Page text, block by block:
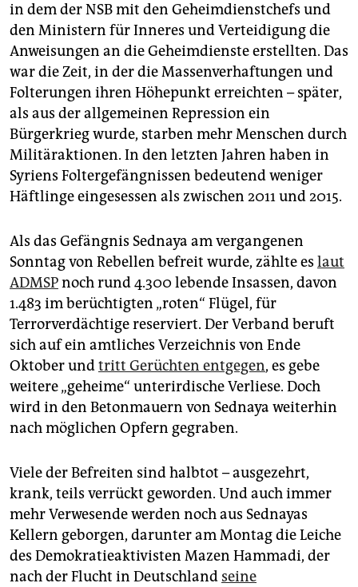
in dem der NSB mit den Geheimdienstchefs und
den Ministern für Inneres und Verteidigung die
Anweisungen an die Geheimdienste erstellten. Das
war die Zeit, in der die Massenverhaftungen und
Folterungen ihren Höhepunkt erreichten – später,
als aus der allgemeinen Repression ein
Bürgerkrieg wurde, starben mehr Menschen durch
Militäraktionen. In den letzten Jahren haben in
Syriens Foltergefängnissen bedeutend weniger
Häftlinge eingesessen als zwischen 2011 und 2015.
Als das Gefängnis Sednaya am vergangenen
Sonntag von Rebellen befreit wurde, zählte es laut
ADMSPnoch rund 4.300 lebende Insassen, davon
1.483 im berüchtigten „roten“ Flügel, für
Terrorverdächtige reserviert. Der Verband beruft
sich auf ein amtliches Verzeichnis von Ende
Oktober undtritt Gerüchten entgegen, es gebe
weitere „geheime“ unterirdische Verliese. Doch
wird in den Betonmauern von Sednaya weiterhin
nach möglichen Opfern gegraben.
Viele der Befreiten sind halbtot – ausgezehrt,
krank, teils verrückt geworden. Und auch immer
mehr Verwesende werden noch aus Sednayas
Kellern geborgen, darunter am Montag die Leiche
des Demokratieaktivisten Mazen Hammadi, der
nach der Flucht in Deutschland seine